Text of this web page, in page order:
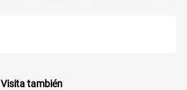
Visita también